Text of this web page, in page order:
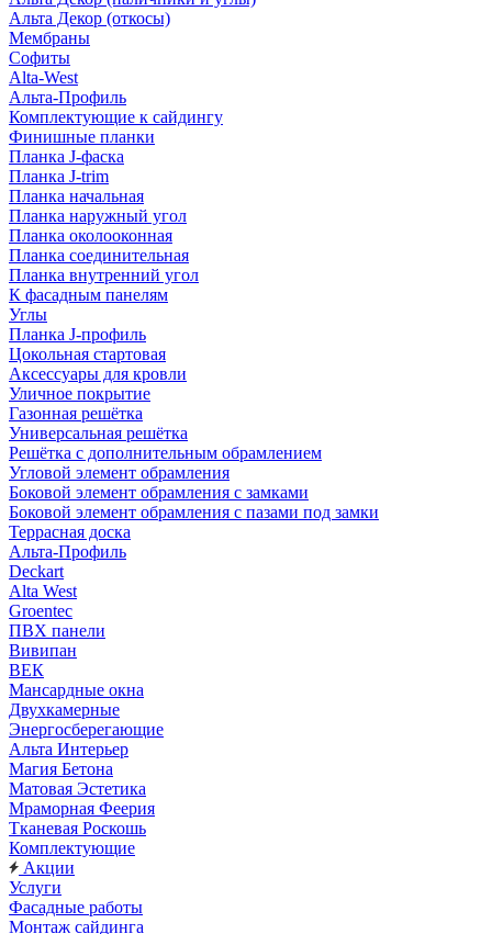
Альта Декор (откосы)
Мембраны
Софиты
Alta-West
Альта-Профиль
Комплектующие к сайдингу
Финишные планки
Планка J-фаска
Планка J-trim
Планка начальная
Планка наружный угол
Планка околооконная
Планка соединительная
Планка внутренний угол
К фасадным панелям
Углы
Планка J-профиль
Цокольная стартовая
Аксессуары для кровли
Уличное покрытие
Газонная решётка
Универсальная решётка
Решётка с дополнительным обрамлением
Угловой элемент обрамления
Боковой элемент обрамления с замками
Боковой элемент обрамления с пазами под замки
Террасная доска
Альта-Профиль
Deckart
Alta West
Groentec
ПВХ панели
Вивипан
ВЕК
Мансардные окна
Двухкамерные
Энергосберегающие
Альта Интерьер
Магия Бетона
Матовая Эстетика
Мраморная Феерия
Тканевая Роскошь
Комплектующие
Акции
Услуги
Фасадные работы
Монтаж сайдинга